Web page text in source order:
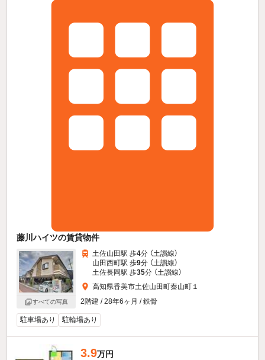
藤川ハイツの賃貸物件
すべての写真
土佐山田駅 歩4分 （土讃線）
山田西町駅 歩9分 （土讃線）
土佐長岡駅 歩35分 （土讃線）
高知県香美市土佐山田町秦山町１
2階建 / 28年6ヶ月 / 鉄骨
駐車場あり 駐輪場あり
3.9万円